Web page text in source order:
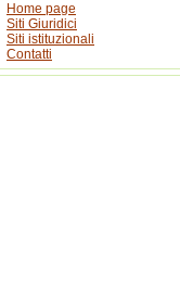
Home page
Siti Giuridici
Siti istituzionali
Contatti